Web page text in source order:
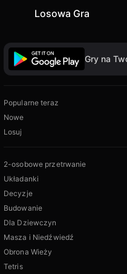
Losowa Gra
Gry na
Popularne teraz
Nowe
Losuj
2-osobowe przetrwanie
Układanki
Decyzje
Budowanie
Dla Dziewczyn
Masza i Niedźwiedź
Obrona Wieży
Tetris